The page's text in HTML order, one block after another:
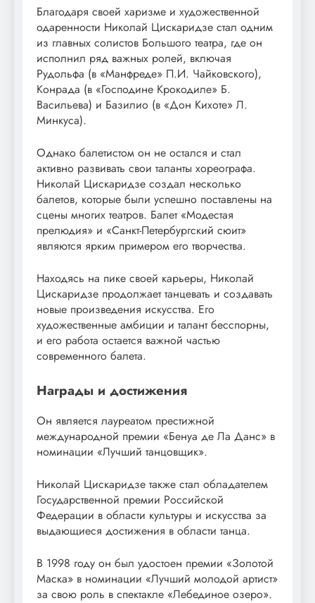
Благодаря своей харизме и художественной
одаренности Николай Цискаридзе стал одним
из главных солистов Большого театра, где он
исполнил ряд важных ролей, включая
Рудольфа (в «Манфреде» П.И. Чайковского),
Конрада (в «Господине Крокодиле» Б.
Васильева) и Базилио (в «Дон Кихоте» Л.
Минкуса).
Однако балетистом он не остался и стал
активно развивать свои таланты хореографа.
Николай Цискаридзе создал несколько
балетов, которые были успешно поставлены на
сцены многих театров. Балет «Модестая
прелюдия» и «Санкт-Петербургский сюит»
являются ярким примером его творчества.
Находясь на пике своей карьеры, Николай
Цискаридзе продолжает танцевать и создавать
новые произведения искусства. Его
художественные амбиции и талант бесспорны,
и его работа остается важной частью
современного балета.
Награды и достижения
Он является лауреатом престижной
международной премии «Бенуа де Ла Данс» в
номинации «Лучший танцовщик».
Николай Цискаридзе также стал обладателем
Государственной премии Российской
Федерации в области культуры и искусства за
выдающиеся достижения в области танца.
В 1998 году он был удостоен премии «Золотой
Маска» в номинации «Лучший молодой артист»
за свою роль в спектакле «Лебединое озеро».